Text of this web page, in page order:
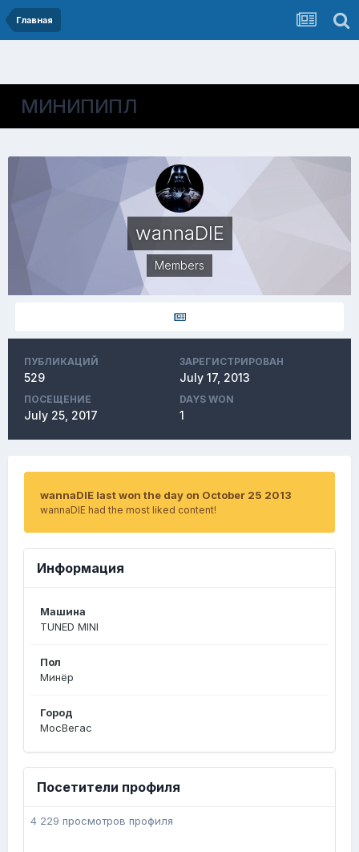
Главная
МИНИПИПЛ
wannaDIE
Members
ПУБЛИКАЦИЙ
529
ЗАРЕГИСТРИРОВАН
July 17, 2013
ПОСЕЩЕНИЕ
July 25, 2017
DAYS WON
1
wannaDIE last won the day on October 25 2013
wannaDIE had the most liked content!
Информация
Машина
TUNED MINI
Пол
Минёр
Город
МосВегас
Посетители профиля
4 229 просмотров профиля